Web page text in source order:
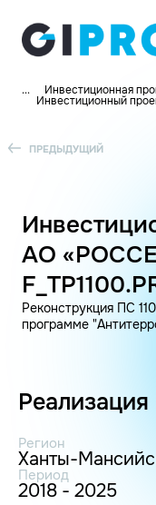
... Инвестиционная
Инвестиционный
ПРЕДЫДУЩИЙ
АО
Реконструкция ПС
программе
Реализация
Регион
Ханты-
Период
2018 - 2025